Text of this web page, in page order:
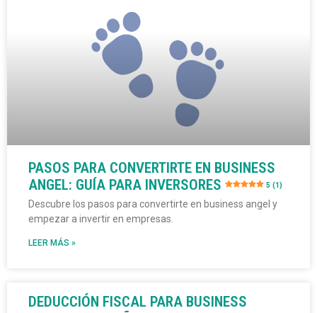
PASOS PARA CONVERTIRTE EN BUSINESS
ANGEL: GUÍA PARA INVERSORES
5 (1)
Descubre los pasos para convertirte en business angel y
empezar a invertir en empresas.
LEER MÁS »
DEDUCCIÓN FISCAL PARA BUSINESS